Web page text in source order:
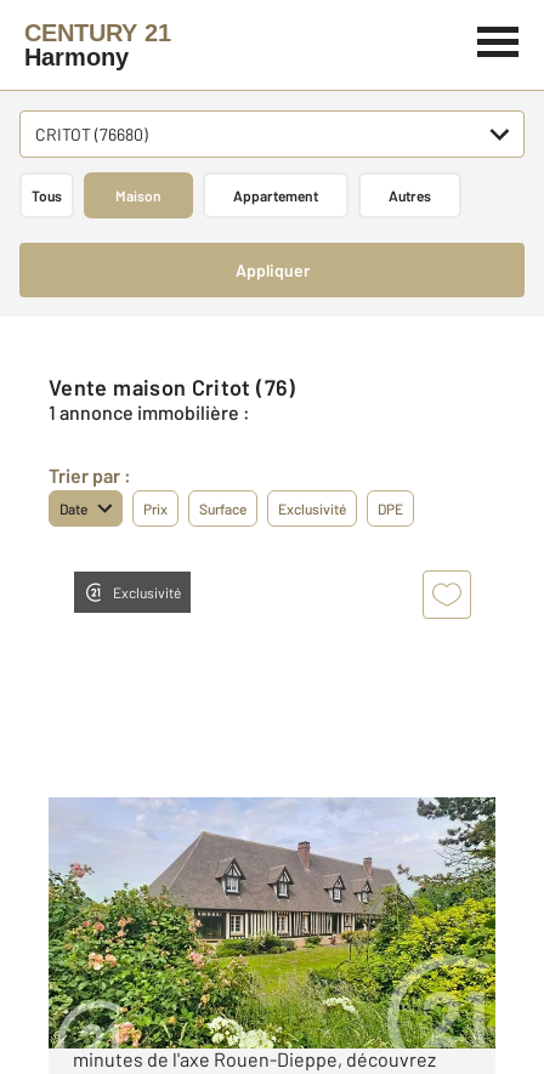
CENTURY 21
Harmony
CRITOT (76680)
Tous Maison Appartement Autres
Appliquer
Vente maison Critot (76)
1 annonce immobilière :
Trier par :
Date Prix Surface Exclusivité DPE
Exclusivité
, 8 pièces
Ref : 34359
Maison à vendre
510 000 €
[C A VENDRE] CRITOT A seulement quelques
minutes de l'axe Rouen-Dieppe, découvrez